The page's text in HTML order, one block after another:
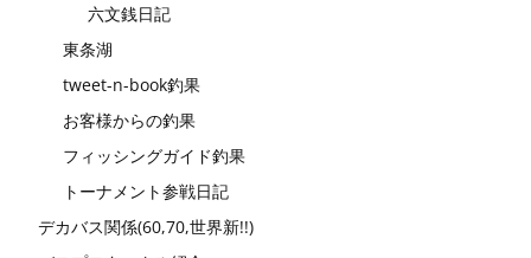
六文銭日記
東条湖
tweet-n-book釣果
お客様からの釣果
フィッシングガイド釣果
トーナメント参戦日記
デカバス関係(60,70,世界新!!)